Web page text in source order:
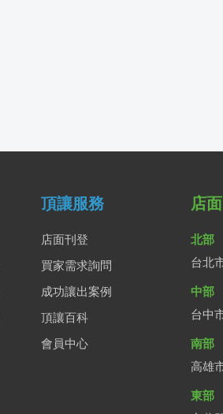
頂讓服務
店面刊登
買家需求詢問
成功讓出案例
頂讓百科
會員中心
店
北部
台北
中部
台中
南部
高雄
東部